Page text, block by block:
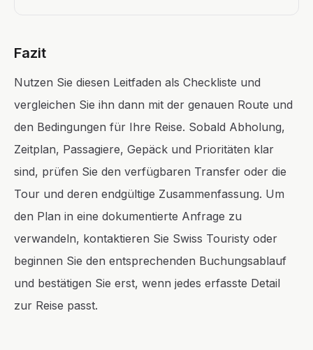
Fazit
Nutzen Sie diesen Leitfaden als Checkliste und
vergleichen Sie ihn dann mit der genauen Route und
den Bedingungen für Ihre Reise. Sobald Abholung,
Zeitplan, Passagiere, Gepäck und Prioritäten klar
sind, prüfen Sie den verfügbaren Transfer oder die
Tour und deren endgültige Zusammenfassung. Um
den Plan in eine dokumentierte Anfrage zu
verwandeln, kontaktieren Sie Swiss Touristy oder
beginnen Sie den entsprechenden Buchungsablauf
und bestätigen Sie erst, wenn jedes erfasste Detail
zur Reise passt.